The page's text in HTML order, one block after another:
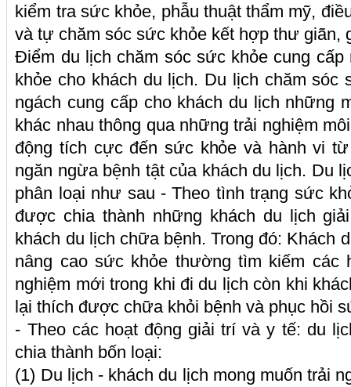
kiểm tra sức khỏe, phẫu thuật thẩm mỹ,
và tự chăm sóc sức khỏe kết hợp thư giãn,
Điểm du lịch chăm sóc sức khỏe cung
khỏe cho khách du lịch. Du lịch chăm sóc
ngách cung cấp cho khách du lịch những
khác nhau thông qua những trải nghiệm
động tích cực đến sức khỏe và hành vi
ngăn ngừa bệnh tật của khách du lịch. Du
phân loại như sau - Theo tình trạng sức
được chia thành những khách du lịch
khách du lịch chữa bệnh. Trong đó: Khách
nâng cao sức khỏe thường tìm kiếm các
nghiệm mới trong khi đi du lịch còn khi
lại thích được chữa khỏi bệnh và phục hồi
- Theo các hoạt động giải trí và y tế: du
chia thành bốn loại:
(1) Du lịch - khách du lịch mong muốn trải